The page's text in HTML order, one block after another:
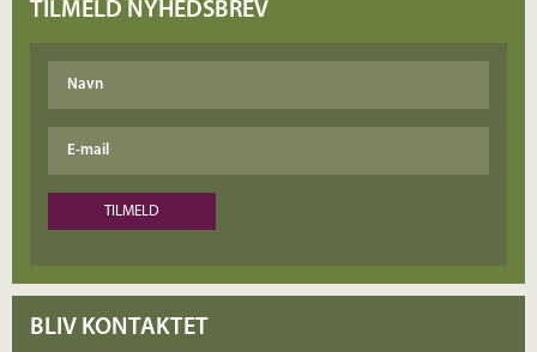
TILMELD NYHEDSBREV
BLIV KONTAKTET